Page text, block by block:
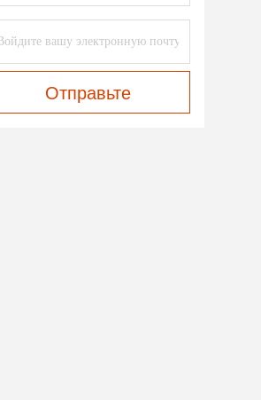
Отправьте